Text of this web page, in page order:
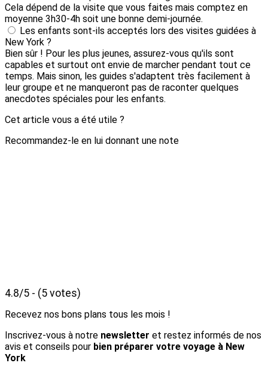
Cela dépend de la visite que vous faites mais comptez en
moyenne 3h30-4h soit une bonne demi-journée.
Les enfants sont-ils acceptés lors des visites guidées à
New York ?
Bien sûr ! Pour les plus jeunes, assurez-vous qu'ils sont
capables et surtout ont envie de marcher pendant tout ce
temps. Mais sinon, les guides s'adaptent très facilement à
leur groupe et ne manqueront pas de raconter quelques
anecdotes spéciales pour les enfants.
Cet article vous a été utile ?
Recommandez-le en lui donnant une note
4.8/5 - (5 votes)
Recevez nos bons plans tous les mois !
Inscrivez-vous à notre newsletter et restez informés de nos
avis et conseils pour bien préparer votre voyage à New
York